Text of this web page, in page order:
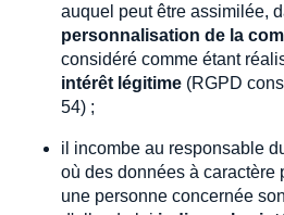
auquel peut être assimilée,
personnalisation de la
considéré comme étant
intérêt légitime (RGPD
54) ;
il incombe au responsable
où des données à caractère
une personne concernée